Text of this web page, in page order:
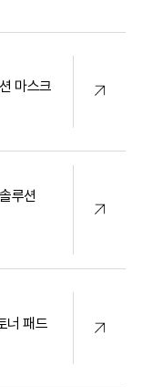
마스크
루션
너 패드